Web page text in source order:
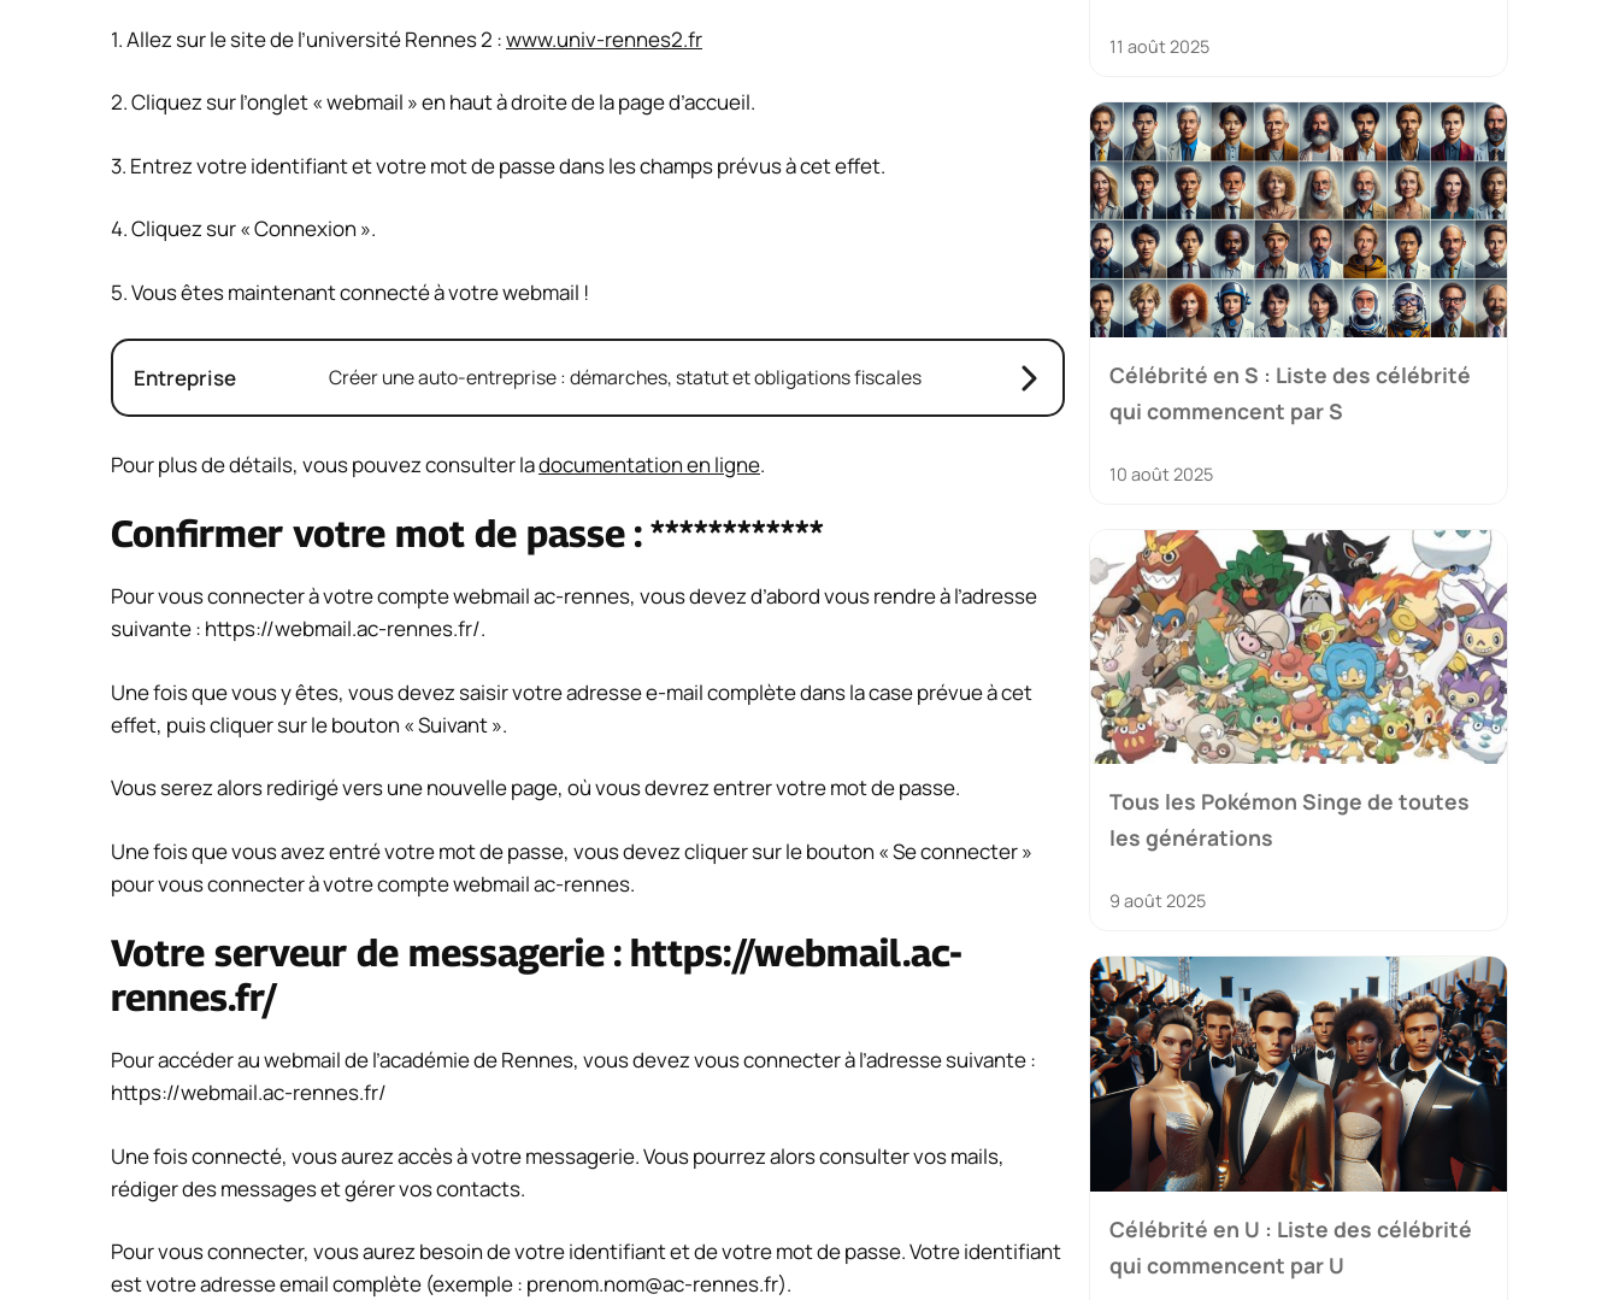
1. Allez sur le site de l’université Rennes 2 :www.univ-rennes2.fr
2. Cliquez sur l’onglet « webmail » en haut à droite de la page d’accueil.
3. Entrez votre identifiant et votre mot de passe dans les champs prévus à cet effet.
4. Cliquez sur « Connexion ».
5. Vous êtes maintenant connecté à votre webmail !
Entreprise Créer une auto-entreprise : démarches, statut et obligations fiscales
Pour plus de détails, vous pouvez consulter ladocumentation en ligne.
Confirmer votre mot de passe : ************
Pour vous connecter à votre compte webmail ac-rennes, vous devez d’abord vous rendre à l’adresse
suivante : https://webmail.ac-rennes.fr/.
Une fois que vous y êtes, vous devez saisir votre adresse e-mail complète dans la case prévue à cet
effet, puis cliquer sur le bouton « Suivant ».
Vous serez alors redirigé vers une nouvelle page, où vous devrez entrer votre mot de passe.
Une fois que vous avez entré votre mot de passe, vous devez cliquer sur le bouton « Se connecter »
pour vous connecter à votre compte webmail ac-rennes.
Votre serveur de messagerie : https://webmail.ac-
rennes.fr/
Pour accéder au webmail de l’académie de Rennes, vous devez vous connecter à l’adresse suivante :
https://webmail.ac-rennes.fr/
Une fois connecté, vous aurez accès à votre messagerie. Vous pourrez alors consulter vos mails,
rédiger des messages et gérer vos contacts.
Pour vous connecter, vous aurez besoin de votre identifiant et de votre mot de passe. Votre identifiant
est votre adresse email complète (exemple : prenom.nom@ac-rennes.fr).
11 août 2025
Célébrité en S : Liste des célébrité
qui commencent par S
10 août 2025
Tous les Pokémon Singe de toutes
les générations
9 août 2025
Célébrité en U : Liste des célébrité
qui commencent par U